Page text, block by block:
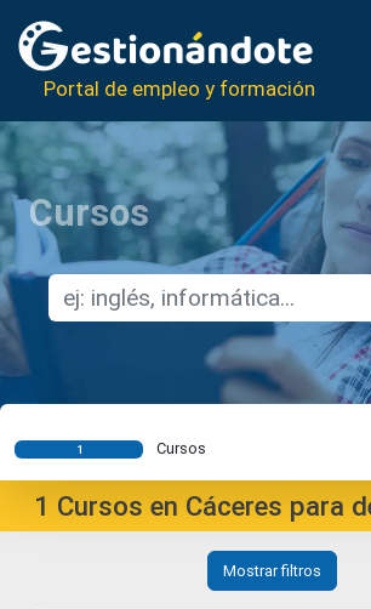
Portal de empleo y formación
Cursos
1 Cursos
1 Cursos en Cáceres para
Mostrar filtros